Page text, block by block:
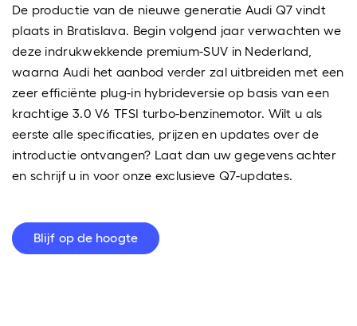
De productie van de nieuwe generatie Audi Q7 vindt
plaats in Bratislava. Begin volgend jaar verwachten we
deze indrukwekkende premium-SUV in Nederland,
waarna Audi het aanbod verder zal uitbreiden met een
zeer efficiënte plug-in hybrideversie op basis van een
krachtige 3.0 V6 TFSI turbo-benzinemotor. Wilt u als
eerste alle specificaties, prijzen en updates over de
introductie ontvangen? Laat dan uw gegevens achter
en schrijf u in voor onze exclusieve Q7-updates.
Blijf op de hoogte